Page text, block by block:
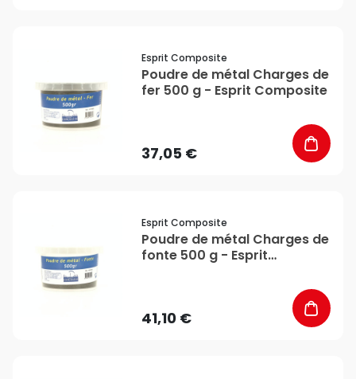
Esprit Composite
Poudre de métal Charges de
fer 500 g - Esprit Composite
37,05 €
Esprit Composite
Poudre de métal Charges de
fonte 500 g - Esprit
41,10 €